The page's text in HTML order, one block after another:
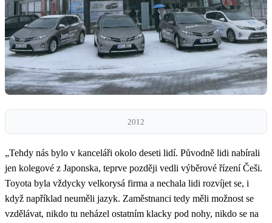
2012
„Tehdy nás bylo v kanceláři okolo deseti lidí. Původně lidi nabírali
jen kolegové z Japonska, teprve později vedli výběrové řízení Češi.
Toyota byla vždycky velkorysá firma a nechala lidi rozvíjet se, i
když například neuměli jazyk. Zaměstnanci tedy měli možnost se
vzdělávat, nikdo tu neházel ostatním klacky pod nohy, nikdo se na